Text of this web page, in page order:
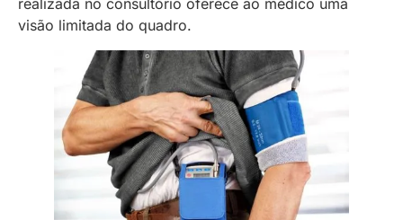
realizada no consultório oferece ao médico uma
visão limitada do quadro.